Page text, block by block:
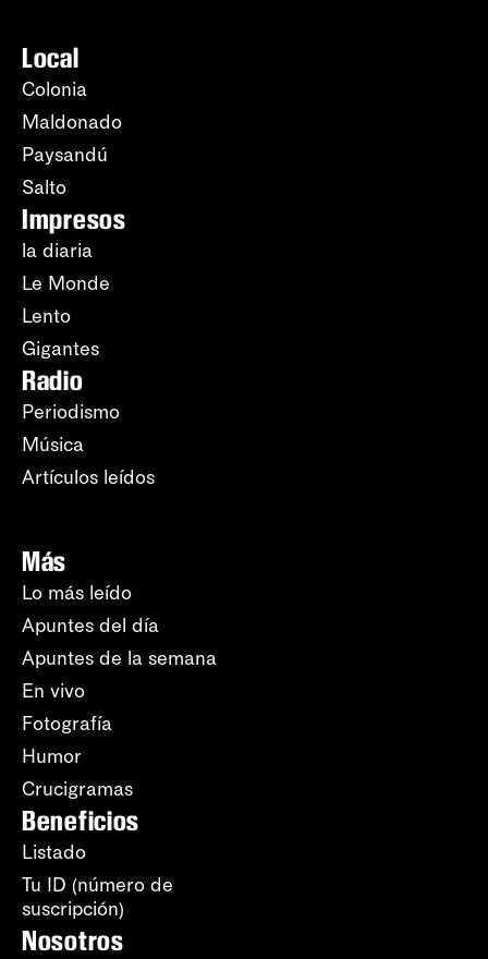
Local
Colonia
Maldonado
Paysandú
Salto
Impresos
la diaria
Le Monde
Lento
Gigantes
Radio
Periodismo
Música
Artículos leídos
Más
Lo más leído
Apuntes del día
Apuntes de la semana
En vivo
Fotografía
Humor
Crucigramas
Beneficios
Listado
Tu ID (número de
suscripción)
Nosotros